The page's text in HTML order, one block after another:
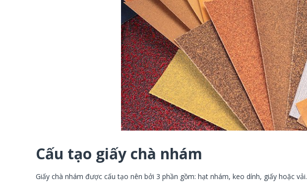
Cấu tạo giấy chà nhám
Giấy chà nhám được cấu tạo nên bởi 3 phần gồm: hạt nhám, keo dính, giấy hoặc vải.